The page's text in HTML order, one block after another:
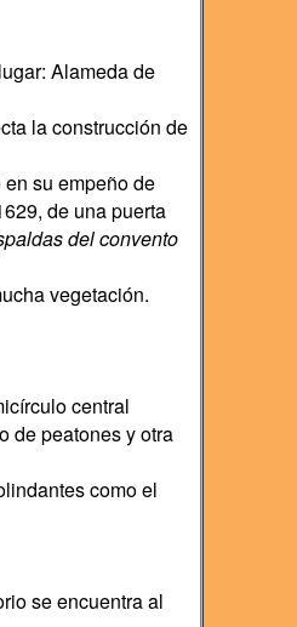
Alameda de
la construcción de
su empeño de
de una puerta
del convento
vegetación.
central
de peatones y otra
como el
se encuentra al